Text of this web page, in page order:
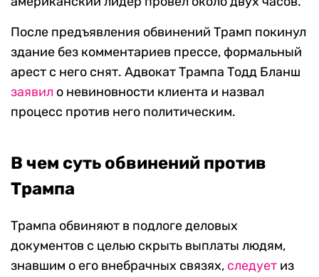
После предъявления обвинений Трамп покинул
здание без комментариев прессе, формальный
арест с него снят. Адвокат Трампа Тодд Бланш
заявил о невиновности клиента и назвал
процесс против него политическим.
В чем суть обвинений против
Трампа
Трампа обвиняют в подлоге деловых
документов с целью скрыть выплаты людям,
знавшим о его внебрачных связях, следует из